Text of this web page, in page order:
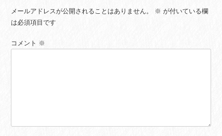
メールアドレスが公開されることはありません。 ※ が付いている欄
は必須項目です
コメント ※